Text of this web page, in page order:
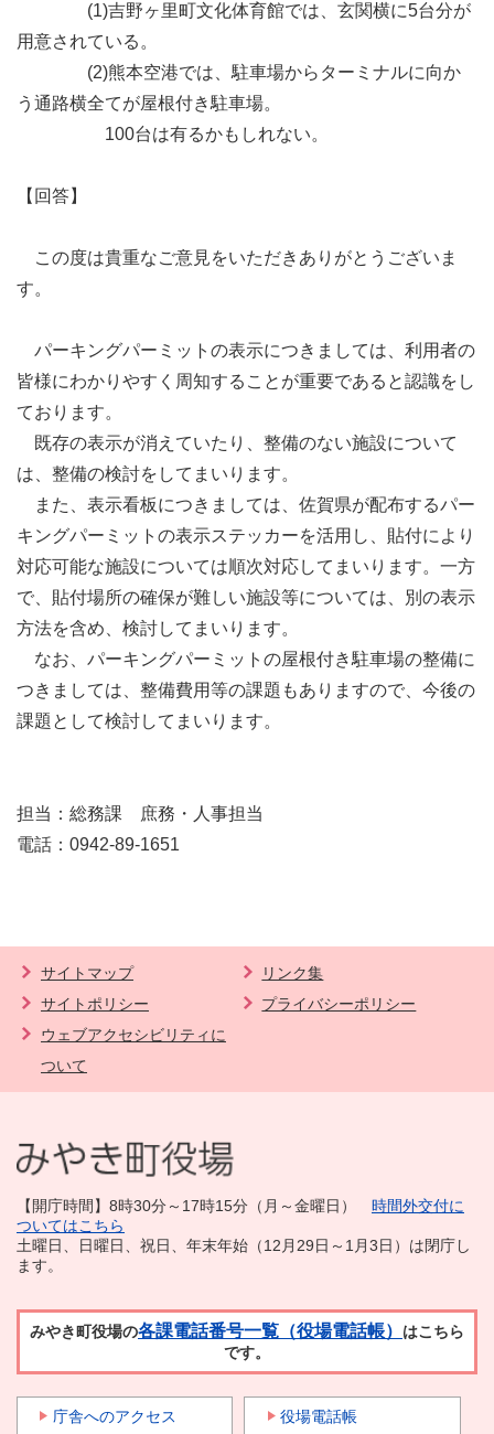
(1)吉野ヶ里町文化体育館では、玄関横に5台分が
用意されている。
(2)熊本空港では、駐車場からターミナルに向か
う通路横全てが屋根付き駐車場。
100台は有るかもしれない。
【回答】
この度は貴重なご意見をいただきありがとうございま
す。
パーキングパーミットの表示につきましては、利用者の
皆様にわかりやすく周知することが重要であると認識をし
ております。
既存の表示が消えていたり、整備のない施設について
は、整備の検討をしてまいります。
また、表示看板につきましては、佐賀県が配布するパー
キングパーミットの表示ステッカーを活用し、貼付により
対応可能な施設については順次対応してまいります。一方
で、貼付場所の確保が難しい施設等については、別の表示
方法を含め、検討してまいります。
なお、パーキングパーミットの屋根付き駐車場の整備に
つきましては、整備費用等の課題もありますので、今後の
課題として検討してまいります。
担当：総務課 庶務・人事担当
電話：0942-89-1651
サイトマップ
リンク集
サイトポリシー
プライバシーポリシー
ウェブアクセシビリティに
ついて
【開庁時間】8時30分～17時15分（月～金曜日） 時間外交付に
ついてはこちら
土曜日、日曜日、祝日、年末年始（12月29日～1月3日）は閉庁し
ます。
みやき町役場の各課電話番号一覧（役場電話帳） はこちら
です。
庁舎へのアクセス 役場電話帳